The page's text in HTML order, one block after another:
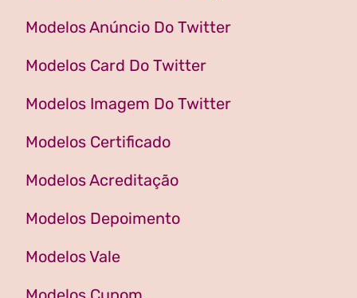
Modelos Anúncio Do Twitter
Modelos Card Do Twitter
Modelos Imagem Do Twitter
Modelos Certificado
Modelos Acreditação
Modelos Depoimento
Modelos Vale